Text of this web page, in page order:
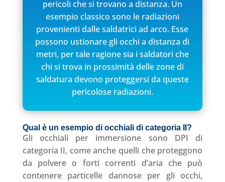
pericoli che si trovano a distanza. Un
esempio classico sono le radiazioni
provenienti dalle saldatrici ad arco. Esse
possono ustionare gli occhi a distanza di
metri, per tale ragione sia i saldatori che
chi si trova in prossimità delle zone di
saldatura devono proteggersi da queste
pericolose radiazioni.
Qual è un esempio di occhiali di categoria II ?
Gli occhiali per immersione sono DPI di
categoria II, come anche quelli che proteggono
da polvere o forti correnti d’aria che può
contenere particelle dannose per gli occhi,